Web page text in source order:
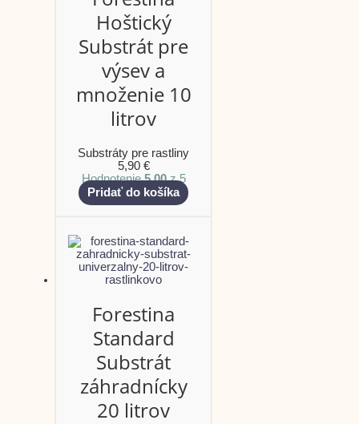
Hoštický
Substrát pre
výsev a
množenie 10
litrov
Substráty pre rastliny
5,90 €
Hodnotenie5.00z 5
Pridať do košíka
Forestina
Standard
Substrát
záhradnícky
20 litrov